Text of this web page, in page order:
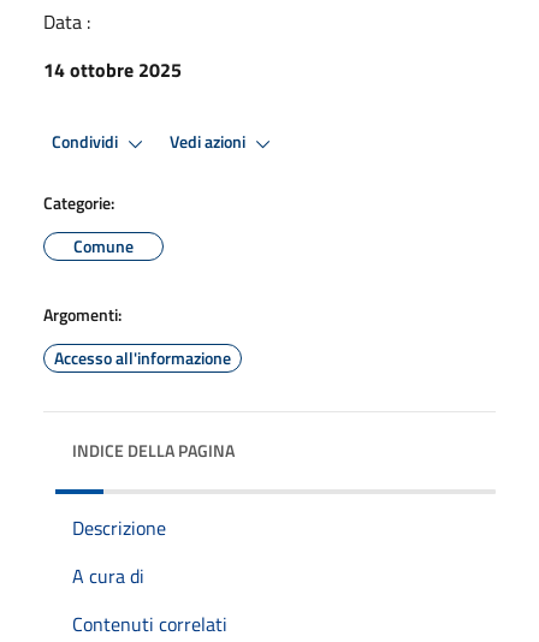
Data :
14 ottobre 2025
Condividi Vedi azioni
Categorie:
Comune
Argomenti:
Accesso all'informazione
INDICE DELLA PAGINA
Descrizione
A cura di
Contenuti correlati